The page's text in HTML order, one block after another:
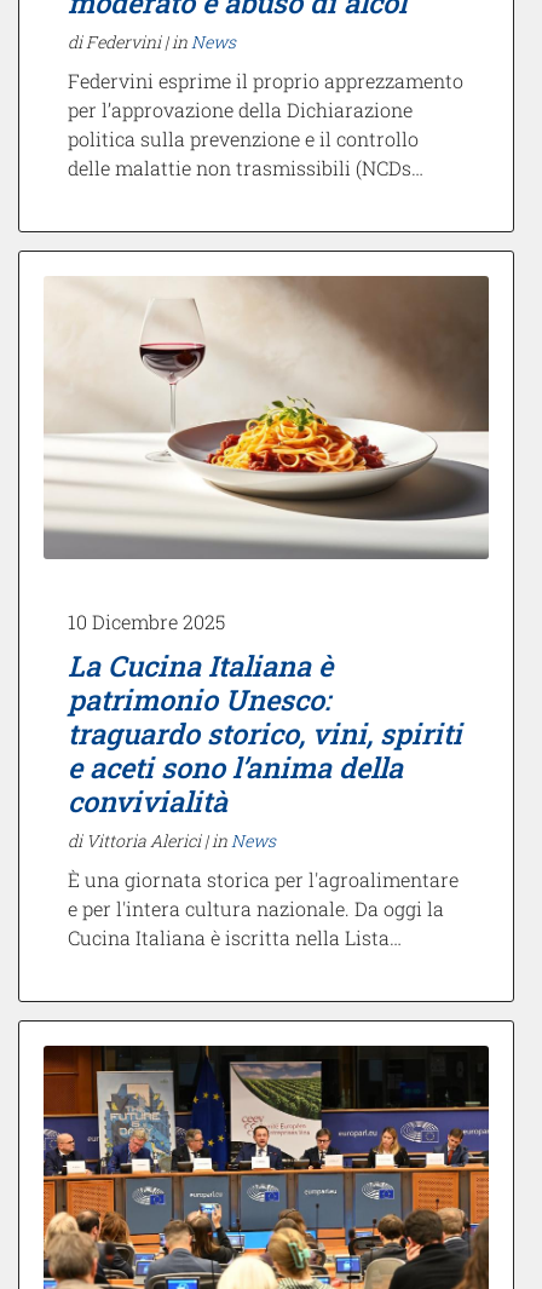
di Federvini |inNews
Federvini esprime il proprio apprezzamento
per l’approvazione della Dichiarazione
politica sulla prevenzione e il controllo
delle malattie non trasmissibili (NCDs…
10 Dicembre 2025
La Cucina Italiana è
patrimonio Unesco:
traguardo storico, vini, spiriti
e aceti sono l’anima della
convivialità
di Vittoria Alerici |inNews
È una giornata storica per l'agroalimentare
e per l'intera cultura nazionale. Da oggi la
Cucina Italiana è iscritta nella Lista…